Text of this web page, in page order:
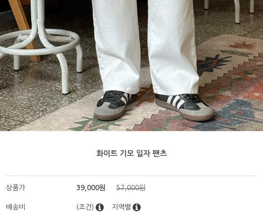
화이트 기모 일자 팬츠
상품가 39,000원 57,000원
배송비 (조건) 지역별